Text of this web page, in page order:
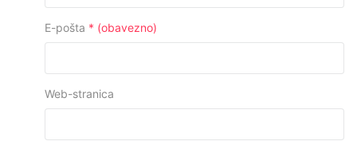
E-pošta * (obavezno)
Web-stranica